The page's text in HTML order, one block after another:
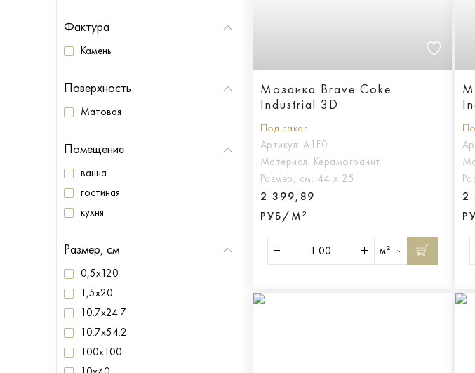
Фактура
Камень
Поверхность
Матовая
Помещение
ванна
гостиная
кухня
Размер, см
0,5x120
1,5x20
10.7x24.7
10.7x54.2
100x100
Мозаика Brave Coke
Industrial 3D
Под заказ
Артикул: A1F0
Материал: Керамогранит
Размер, см: 44 х 25
2 399,89
РУБ/М²
м²
2